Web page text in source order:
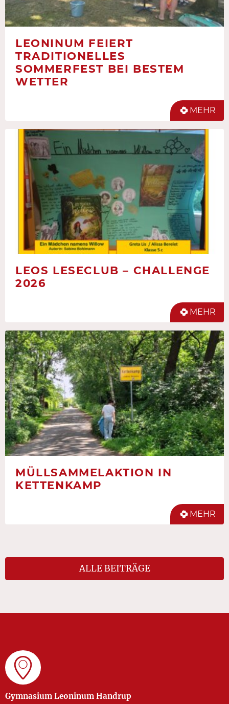
LEONINUM FEIERT
TRADITIONELLES
SOMMERFEST BEI BESTEM
WETTER
MEHR
LEOS LESECLUB – CHALLENGE
2026
MEHR
MÜLLSAMMELAKTION IN
KETTENKAMP
MEHR
ALLE BEITRÄGE
Gymnasium Leoninum Handrup